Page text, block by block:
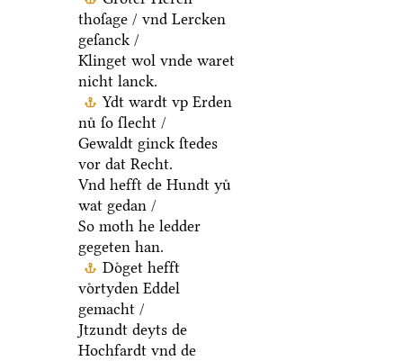
thoſage / vnd Lercken
geſanck /
Klinget wol vnde waret
nicht lanck.
Ydt wardt vp Erden
nuͤ ſo ſlecht /
Gewaldt ginck ſtedes
vor dat Recht.
Vnd hefft de Hundt yuͤ
wat gedan /
So moth he ledder
gegeten han.
Doͤget hefft
voͤrtyden Eddel
gemacht /
Jtzundt deyts de
Hochfardt vnd de